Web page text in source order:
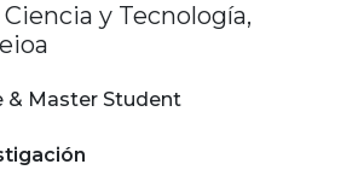
y Tecnología,
& Master Student